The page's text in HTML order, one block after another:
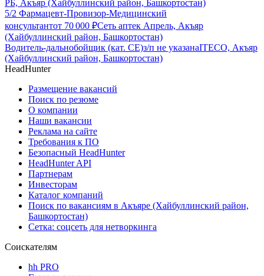
РБ, Акъяр (Хайбуллинский район, Башкортостан)
5/2 Фармацевт-Провизор-Медицинский
консультантот 70 000 ₽Сеть аптек Апрель, Акъяр
(Хайбуллинский район, Башкортостан)
Водитель-дальнобойщик (кат. CE)з/п не указанаITECO, Акъяр
(Хайбуллинский район, Башкортостан)
HeadHunter
Размещение вакансий
Поиск по резюме
О компании
Наши вакансии
Реклама на сайте
Требования к ПО
Безопасный HeadHunter
HeadHunter API
Партнерам
Инвесторам
Каталог компаний
Поиск по вакансиям в Акъяре (Хайбуллинский район,
Башкортостан)
Сетка: соцсеть для нетворкинга
Соискателям
hh PRO